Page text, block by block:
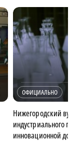
ОФИЦИАЛЬНО
Нижегородский вуз
индустриального
инновационной